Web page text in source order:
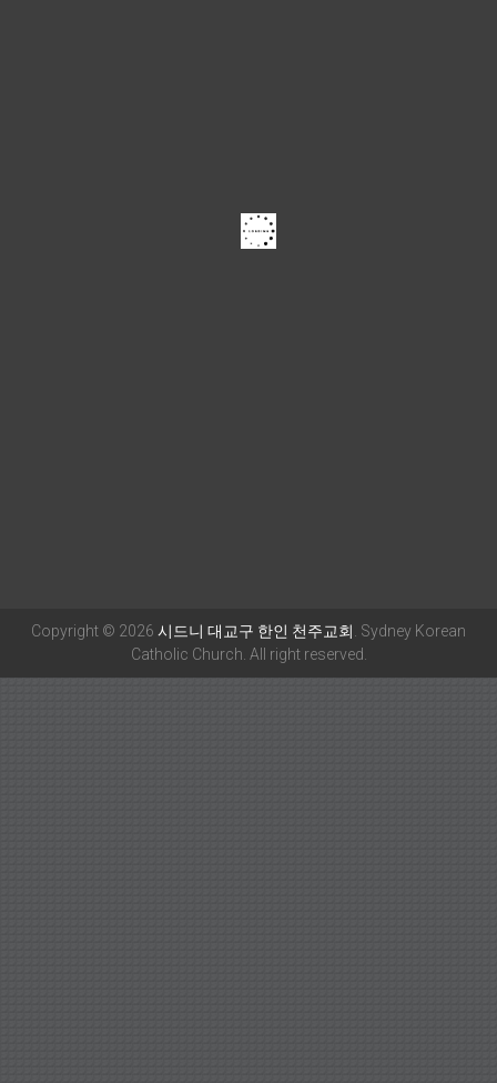
Copyright © 2026 시드니 대교구 한인 천주교회 . Sydney Korean
Catholic Church. All right reserved.